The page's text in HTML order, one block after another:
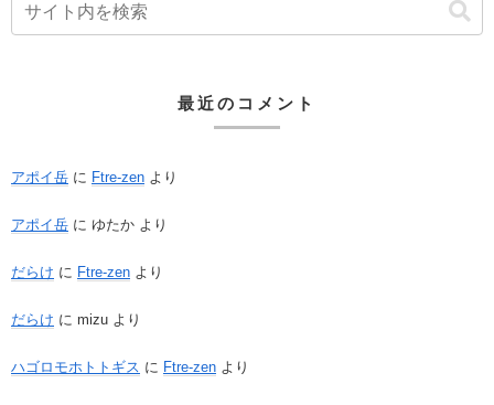
最近のコメント
アポイ岳 に Ftre-zen より
アポイ岳 に ゆたか より
だらけ に Ftre-zen より
だらけ に mizu より
ハゴロモホトトギス に Ftre-zen より